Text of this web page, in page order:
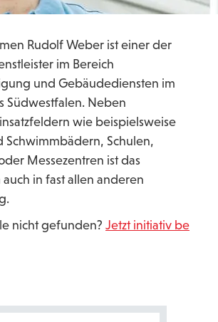
Rudolf Weber ist einer der
im Bereich
und Gebäudediensten im
Südwestfalen. Neben
wie beispielsweise
Schwimmbädern, Schulen,
Messezentren ist das
in fast allen anderen
nicht gefunden? Jetzt initiativ be